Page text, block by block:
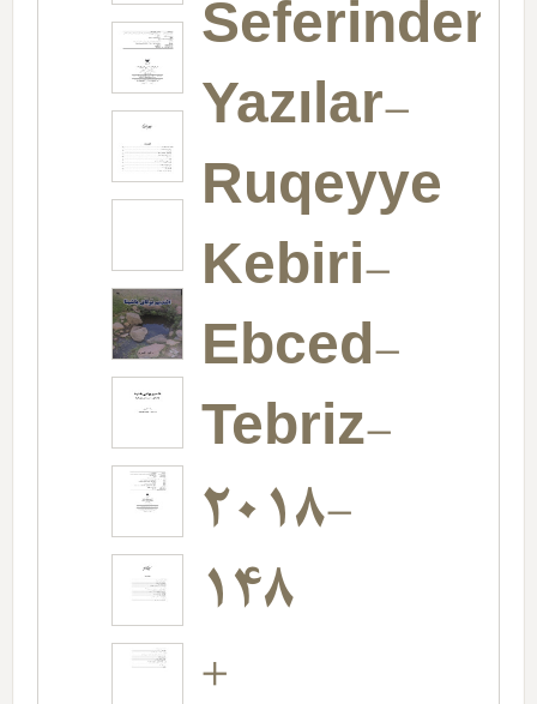
Seferinden
Yazılar-
Ruqeyye
Kebiri-
Ebced-
Tebriz-
2018-
148
+